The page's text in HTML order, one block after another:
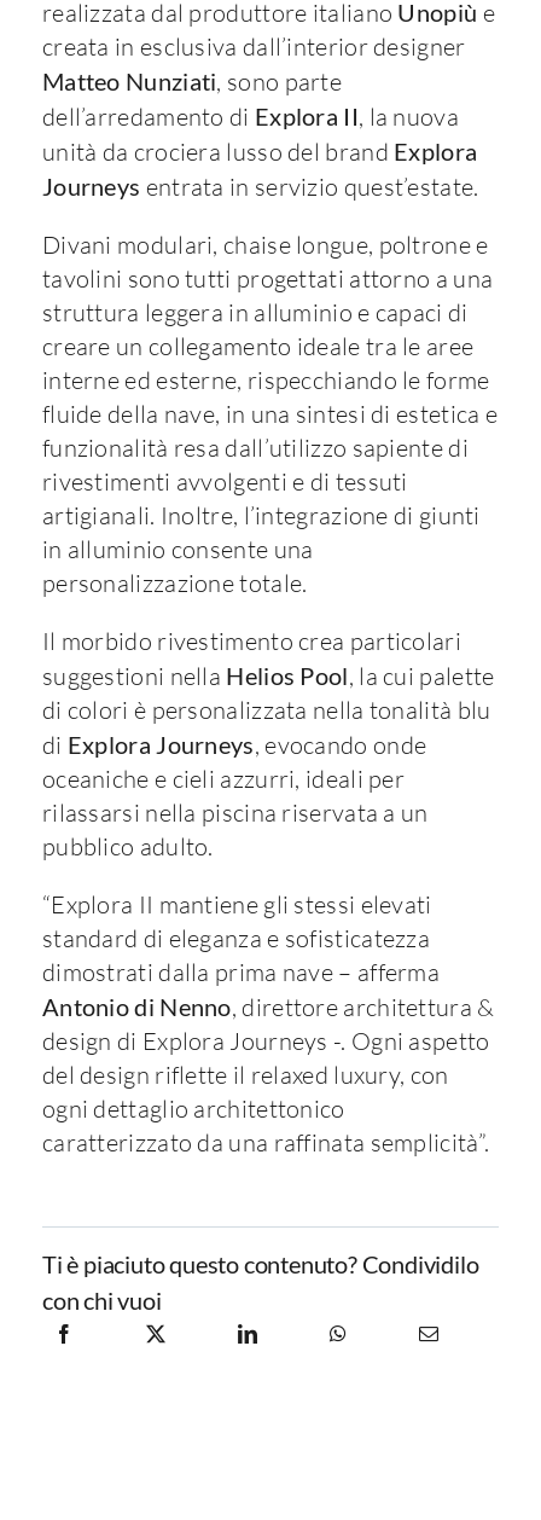
realizzata dal produttore italiano Unopiù e
creata in esclusiva dall’interior designer
Matteo Nunziati, sono parte
dell’arredamento di Explora II, la nuova
unità da crociera lusso del brand Explora
Journeys entrata in servizio quest’estate.
Divani modulari, chaise longue, poltrone e
tavolini sono tutti progettati attorno a una
struttura leggera in alluminio e capaci di
creare un collegamento ideale tra le aree
interne ed esterne, rispecchiando le forme
fluide della nave, in una sintesi di estetica e
funzionalità resa dall’utilizzo sapiente di
rivestimenti avvolgenti e di tessuti
artigianali. Inoltre, l’integrazione di giunti
in alluminio consente una
personalizzazione totale.
Il morbido rivestimento crea particolari
suggestioni nella Helios Pool, la cui palette
di colori è personalizzata nella tonalità blu
di Explora Journeys, evocando onde
oceaniche e cieli azzurri, ideali per
rilassarsi nella piscina riservata a un
pubblico adulto.
“Explora II mantiene gli stessi elevati
standard di eleganza e sofisticatezza
dimostrati dalla prima nave – afferma
Antonio di Nenno, direttore architettura &
design di Explora Journeys -. Ogni aspetto
del design riflette il relaxed luxury, con
ogni dettaglio architettonico
caratterizzato da una raffinata semplicità”.
Ti è piaciuto questo contenuto? Condividilo
con chi vuoi